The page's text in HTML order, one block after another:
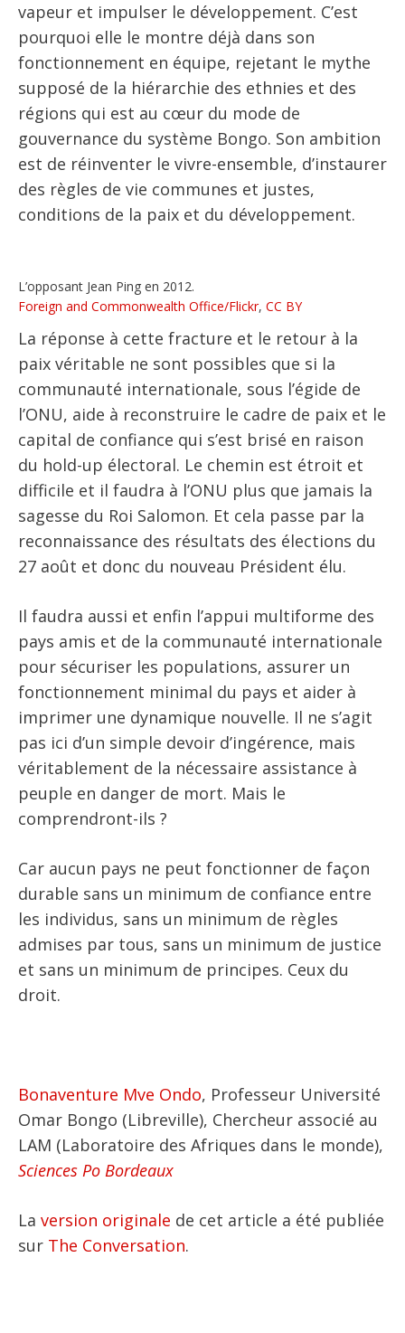
vapeur et impulser le développement. C’est
pourquoi elle le montre déjà dans son
fonctionnement en équipe, rejetant le mythe
supposé de la hiérarchie des ethnies et des
régions qui est au cœur du mode de
gouvernance du système Bongo. Son ambition
est de réinventer le vivre-ensemble, d’instaurer
des règles de vie communes et justes,
conditions de la paix et du développement.
L’opposant Jean Ping en 2012.
Foreign and Commonwealth Office/Flickr, CC BY
La réponse à cette fracture et le retour à la
paix véritable ne sont possibles que si la
communauté internationale, sous l’égide de
l’ONU, aide à reconstruire le cadre de paix et le
capital de confiance qui s’est brisé en raison
du hold-up électoral. Le chemin est étroit et
difficile et il faudra à l’ONU plus que jamais la
sagesse du Roi Salomon. Et cela passe par la
reconnaissance des résultats des élections du
27 août et donc du nouveau Président élu.
Il faudra aussi et enfin l’appui multiforme des
pays amis et de la communauté internationale
pour sécuriser les populations, assurer un
fonctionnement minimal du pays et aider à
imprimer une dynamique nouvelle. Il ne s’agit
pas ici d’un simple devoir d’ingérence, mais
véritablement de la nécessaire assistance à
peuple en danger de mort. Mais le
comprendront-ils ?
Car aucun pays ne peut fonctionner de façon
durable sans un minimum de confiance entre
les individus, sans un minimum de règles
admises par tous, sans un minimum de justice
et sans un minimum de principes. Ceux du
droit.
Bonaventure Mve Ondo, Professeur Université
Omar Bongo (Libreville), Chercheur associé au
LAM (Laboratoire des Afriques dans le monde),
Sciences Po Bordeaux
La version originale de cet article a été publiée
sur The Conversation.